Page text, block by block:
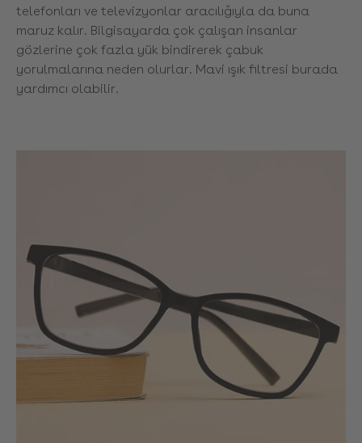
telefonları ve televizyonlar aracılığıyla da buna
maruz kalır. Bilgisayarda çok çalışan insanlar
gözlerine çok fazla yük bindirerek çabuk
yorulmalarına neden olurlar. Mavi ışık filtresi burada
yardımcı olabilir.